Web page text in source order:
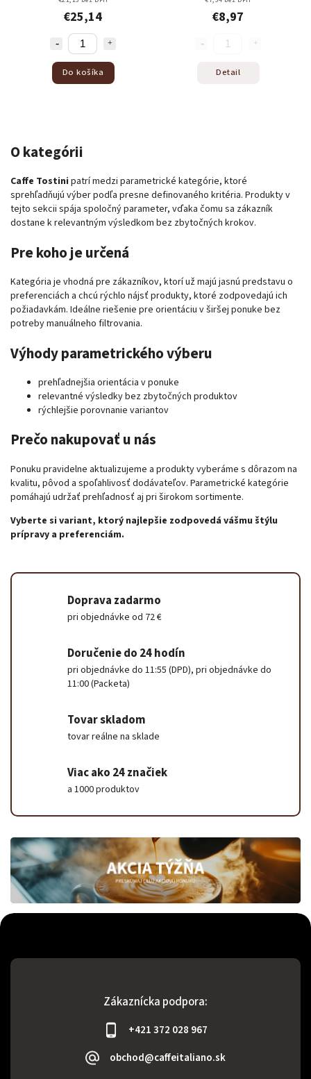
€25,14
Do košíka
€8,97
Detail
O kategórii
Caffe Tostini patrí medzi parametrické kategórie, ktoré
sprehľadňujú výber podľa presne definovaného kritéria. Produkty v
tejto sekcii spája spoločný parameter, vďaka čomu sa zákazník
dostane k relevantným výsledkom bez zbytočných krokov.
Pre koho je určená
Kategória je vhodná pre zákazníkov, ktorí už majú jasnú predstavu o
preferenciách a chcú rýchlo nájsť produkty, ktoré zodpovedajú ich
požiadavkám. Ideálne riešenie pre orientáciu v širšej ponuke bez
potreby manuálneho filtrovania.
Výhody parametrického výberu
prehľadnejšia orientácia v ponuke
relevantné výsledky bez zbytočných produktov
rýchlejšie porovnanie variantov
Prečo nakupovať u nás
Ponuku pravidelne aktualizujeme a produkty vyberáme s dôrazom na
kvalitu, pôvod a spoľahlivosť dodávateľov. Parametrické kategórie
pomáhajú udržať prehľadnosť aj pri širokom sortimente.
Vyberte si variant, ktorý najlepšie zodpovedá vášmu štýlu
prípravy a preferenciám.
Doprava zadarmo
pri objednávke od 72 €
Doručenie do 24 hodín
pri objednávke do 11:55 (DPD), pri objednávke do
11:00 (Packeta)
Tovar skladom
tovar reálne na sklade
Viac ako 24 značiek
a 1000 produktov
Zákaznícka podpora:
+421 372 028 967
obchod@caffeitaliano.sk